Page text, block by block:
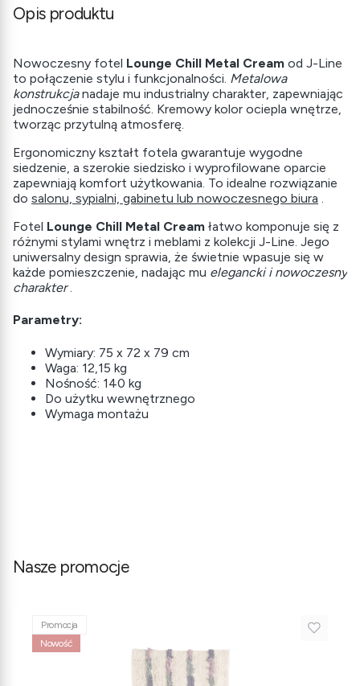
Opis produktu
Nowoczesny fotel Lounge Chill Metal Cream od J-Line
to połączenie stylu i funkcjonalności. Metalowa
konstrukcjanadaje mu industrialny charakter, zapewniając
jednocześnie stabilność. Kremowy kolor ociepla wnętrze,
tworząc przytulną atmosferę.
Ergonomiczny kształt fotela gwarantuje wygodne
siedzenie, a szerokie siedzisko i wyprofilowane oparcie
zapewniają komfort użytkowania. To idealne rozwiązanie
do salonu, sypialni, gabinetu lub nowoczesnego biura .
Fotel Lounge Chill Metal Cream łatwo komponuje się z
różnymi stylami wnętrz i meblami z kolekcji J-Line. Jego
uniwersalny design sprawia, że świetnie wpasuje się w
każde pomieszczenie, nadając mu elegancki i nowoczesny
charakter.
Parametry:
Wymiary: 75 x 72 x 79 cm
Waga: 12,15 kg
Nośność: 140 kg
Do użytku wewnętrznego
Wymaga montażu
Nasze promocje
Promocja
Nowość